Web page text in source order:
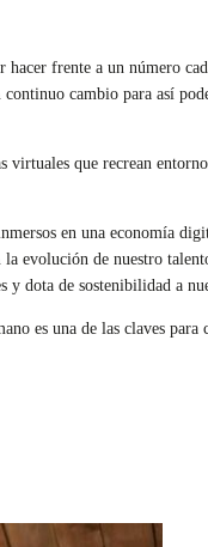
frente a un número
cambio para así
que recrean
en una economía
evolución de nuestro
y dota de sostenibilidad a
es una de las claves